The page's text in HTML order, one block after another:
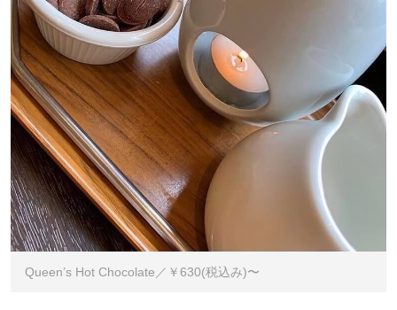
Queen’s Hot Chocolate／￥630(税込み)〜